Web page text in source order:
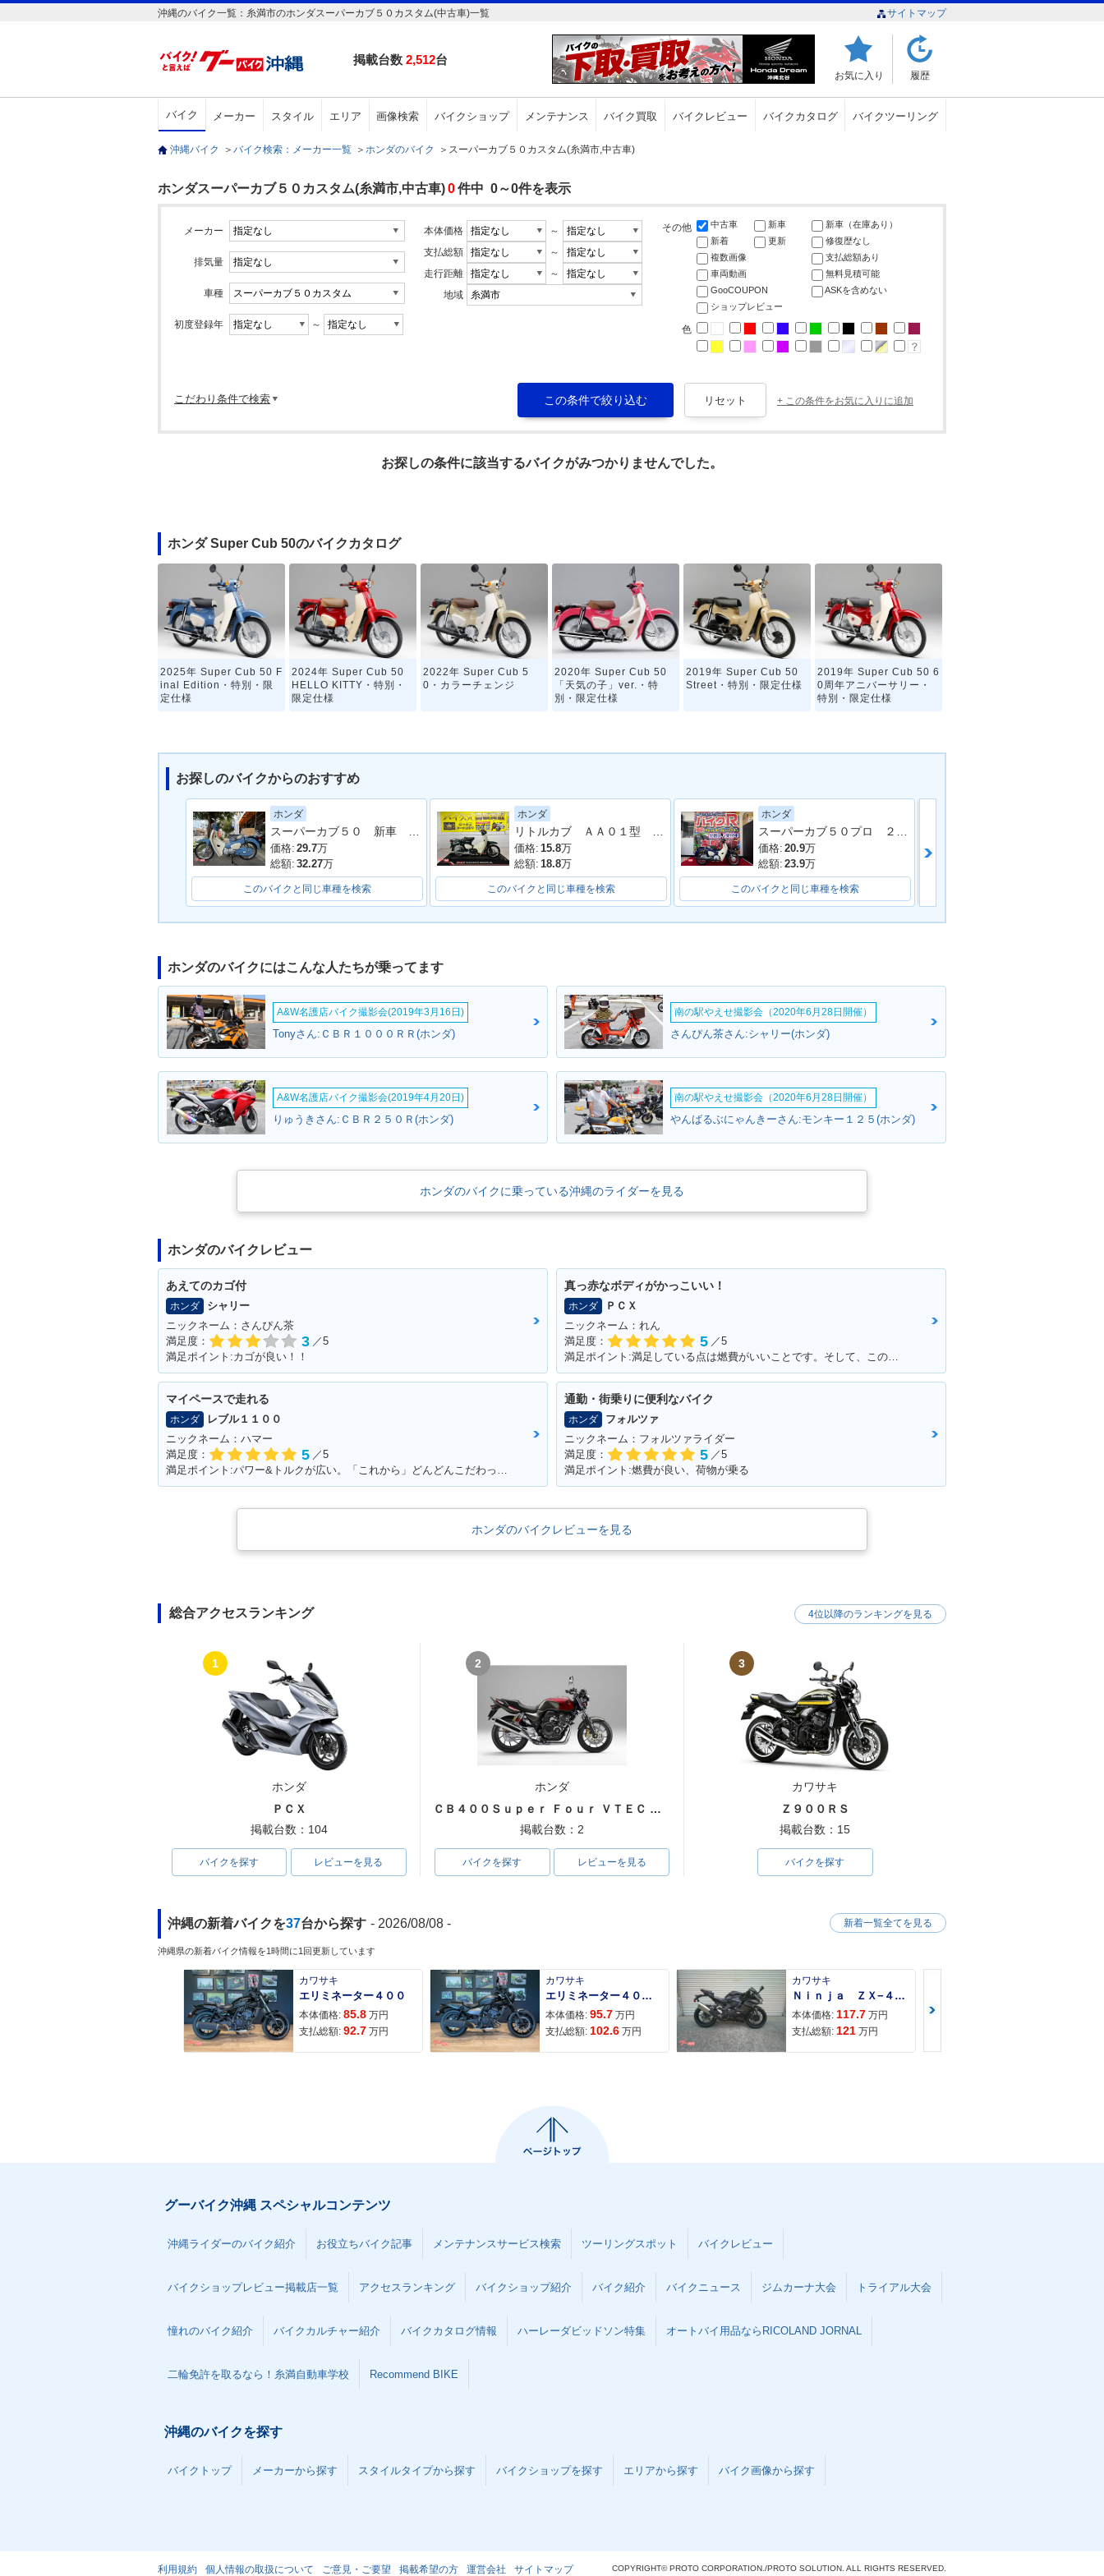
沖縄のバイク一覧：糸満市のホンダスーパーカブ５０カスタム(中古車)一覧 サイトマップ
掲載台数 2,512台
お気に入り 履歴
バイク メーカー スタイル エリア 画像検索 バイクショップ メンテナンス バイク買取 バイクレビュー バイクカタログ バイクツーリング
沖縄バイク ＞ バイク検索：メーカー一覧 ＞ ホンダのバイク ＞ スーパーカブ５０カスタム(糸満市,中古車)
ホンダスーパーカブ５０カスタム(糸満市,中古車)0件中 0～0件を表示
メーカー
排気量
車種
初度登録年 ～
本体価格
～
支払総額
～
走行距離
～
地域
その他 中古車 新車
新車（在庫あり）
新着
更新
修復歴なし
複数画像
支払総額あり
車両動画
無料見積可能
GooCOUPON
ASKを含めない
ショップレビュー
色
こだわり条件で検索 + この条件をお気に入りに追加
お探しの条件に該当するバイクがみつかりませんでした。
ホンダ Super Cub 50のバイクカタログ
2025年 Super Cub 50 F
inal Edition・特別・限
定仕様
2024年 Super Cub 50
HELLO KITTY・特別・
限定仕様
2022年 Super Cub 5
0・カラーチェンジ
2020年 Super Cub 50
「天気の子」ver.・特
別・限定仕様
2019年 Super Cub 50
Street・特別・限定仕様
2019年 Super Cub 50 6
0周年アニバーサリー・
特別・限定仕様
2018年 Super Cub 5
0・フルモデルチェンジ
2012年 Super Cub 5
0・フルモデルチェンジ
2008年 Super Cub 50 5
0周年スペシャル・特
別・限定仕様
2007年 Super Cub 50
Standard・マイナーチェ
ンジ
2007年 Super Cub 50
Deluxe・マイナーチェン
ジ
2007年 Super Cub 50
Custom・マイナーチェ
2002年 Super Cub 50
STREET仕様・マイナー
チェンジ
Standard・マイナーチェ
ンジ
Deluxe・マイナーチェン
ジ
2002年 Super Cub 50
Custom・マイナーチェ
ンジ
Standard・カラーチェン
ジ
Standard・マイナーチェ
ンジ
Deluxe・マイナーチェン
Custom・マイナーチェ
Standard・マイナーチェ
Deluxe・マイナーチェン
Custom・マイナーチェ
Business・マイナーチェ
1996年 Super Cub 50
Standard・マイナーチェ
ンジ
Deluxe・マイナーチェン
ジ
1996年 Super Cub 50
1996年 Super Cub 50
Business・マイナーチェ
ンジ
ンジ
1995年 Super Cub 50
1995年 Super Cub 50
1993年 Super Cub 50
1993年 Super Cub 50
1993年 Super Cub 50
Standard・マイナーチェ
Custom・マイナーチェ
ンジ
0周年記念特別仕様車・
特別・限定仕様
ンジ
Deluxe・マイナーチェン
1986年 Super Cub 50
Custom・マイナーチェ
ンジ
1986年 Super Cub 50
Business・マイナーチェ
Super Custom セル付・
マイナーチェンジ
Super Custom・マイナ
Standard・マイナーチェ
ンジ
Deluxe・マイナーチェン
Business・マイナーチェ
ンジ
Standard・マイナーチェ
ンジ
P type・マイナーチェン
ジ
Deluxe・マイナーチェン
ジ
Super Custom セル付・
追加
1982年 Super Cub 50
ェンジ
1981年 Super Cub 50
1981年 Super Cub 50
1981年 Super Cub 50
1978年 Super Cub C50
1978年 Super Cub C50
1978年 Super Cub C50
ンジ
ーチェンジ
ジ
お探しのバイクからのおすすめ
ホンダ
価格: 29.7万
総額: 32.27万
このバイクと同じ車種を検索
ホンダ
価格: 15.8万
総額: 18.8万
このバイクと同じ車種を検索
ホンダ
価格: 20.9万
総額: 23.9万
このバイクと同じ車種を検索
ホンダのバイクにはこんな人たちが乗ってます
A&W名護店バイク撮影会(2019年3月16日)
Tonyさん:ＣＢＲ１０００ＲＲ(ホンダ)
南の駅やえせ撮影会（2020年6月28日開催）
さんぴん茶さん:シャリー(ホンダ)
A&W名護店バイク撮影会(2019年4月20日)
りゅうきさん:ＣＢＲ２５０Ｒ(ホンダ)
南の駅やえせ撮影会（2020年6月28日開催）
やんばるぶにゃんきーさん:モンキー１２５(ホンダ)
ホンダのバイクに乗っている沖縄のライダーを見る
ホンダのバイクレビュー
あえてのカゴ付
ホンダ
シャリー
ニックネーム：さんぴん茶
満足度：
3 ／5
満足ポイント:カゴが良い！！
真っ赤なボディがかっこいい！
ホンダ
ＰＣＸ
ニックネーム：れん
満足度：
5 ／5
満足ポイント:満足している点は燃費がいいことです。そして、この赤色がこだわりポイントです！
マイペースで走れる
ホンダ
レブル１１００
ニックネーム：ハマー
満足度：
5 ／5
満足ポイント:パワー&トルクが広い。「これから」どんどんこだわっていくのが楽しみ！
通勤・街乗りに便利なバイク
ホンダ
フォルツァ
ニックネーム：フォルツァライダー
満足度：
5 ／5
満足ポイント:燃費が良い、荷物が乗る
ホンダのバイクレビューを見る
総合アクセスランキング
1
ホンダ
ＰＣＸ
掲載台数：104
バイクを探す レビューを見る
2
ホンダ
ＣＢ４００Ｓｕｐｅｒ Ｆｏｕｒ ＶＴＥＣ ＳＰＥＣ３
掲載台数：2
バイクを探す レビューを見る
3
カワサキ
Ｚ９００ＲＳ
掲載台数：15
バイクを探す
4位以降のランキングを見る
沖縄の新着バイクを37台から探す - 2026/08/08 -
沖縄県の新着バイク情報を1時間に1回更新しています
カワサキ
エリミネーター４００
本体価格: 85.8 万円
支払総額: 92.7 万円
カワサキ
エリミネーター４００ＳＥ
本体価格: 95.7 万円
支払総額: 102.6 万円
カワサキ
Ｎｉｎｊａ ＺＸ−４Ｒ ＳＥ
本体価格: 117.7 万円
支払総額: 121 万円
新着一覧全てを見る
グーバイク沖縄 スペシャルコンテンツ
沖縄ライダーのバイク紹介 お役立ちバイク記事 メンテナンスサービス検索 ツーリングスポット バイクレビュー
バイクショップレビュー掲載店一覧 アクセスランキング バイクショップ紹介 バイク紹介 バイクニュース ジムカーナ大会 トライアル大会
憧れのバイク紹介 バイクカルチャー紹介 バイクカタログ情報 ハーレーダビッドソン特集 オートバイ用品ならRICOLAND JORNAL
二輪免許を取るなら！糸満自動車学校 Recommend BIKE
沖縄のバイクを探す
バイクトップ メーカーから探す スタイルタイプから探す バイクショップを探す エリアから探す バイク画像から探す
利用規約 個人情報の取扱について ご意見・ご要望 掲載希望の方 運営会社 サイトマップ COPYRIGHT© PROTO CORPORATION./PROTO SOLUTION. ALL RIGHTS RESERVED.